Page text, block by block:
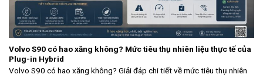
Volvo S90 có hao xăng không? Mức tiêu thụ nhiên liệu thực tế của
Plug-in Hybrid
Volvo S90 có hao xăng không? Giải đáp chi tiết về mức tiêu thụ nhiên